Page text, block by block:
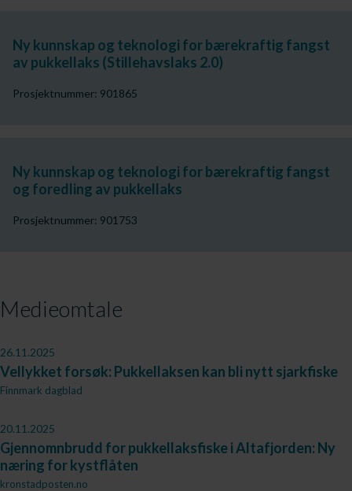
Ny kunnskap og teknologi for bærekraftig fangst
av pukkellaks (Stillehavslaks 2.0)
Prosjektnummer: 901865
Ny kunnskap og teknologi for bærekraftig fangst
og foredling av pukkellaks
Prosjektnummer: 901753
Medieomtale
26.11.2025
Vellykket forsøk: Pukkellaksen kan bli nytt sjarkfiske
Finnmark dagblad
20.11.2025
Gjennomnbrudd for pukkellaksfiske i Altafjorden: Ny
næring for kystflåten
kronstadposten.no